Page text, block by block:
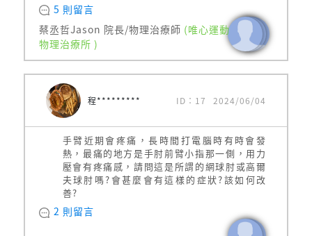
5 則留言
蔡丞哲Jason 院長/物理治療師 (唯心運動
物理治療所 )
程********* ID：17 2024/06/04
手臂近期會疼痛，長時間打電腦時有時會發
熱，最痛的地方是手肘前臂小指那一側，用力
壓會有疼痛感，請問這是所謂的網球肘或高爾
夫球肘嗎?會甚麼會有這樣的症狀?該如何改
善?
2 則留言